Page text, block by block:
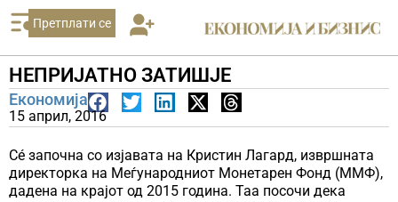
Претплати се
НЕПРИЈАТНО ЗАТИШЈЕ
Економија
15 април, 2016
Сé започна со изјавата на Кристин Лагард, извршната
директорка на Меѓународниот Монетарен Фонд (ММФ),
дадена на крајот од 2015 година. Таа посочи дека